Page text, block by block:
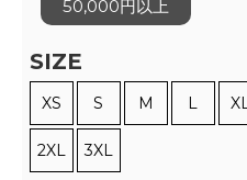
50,000円以上
SIZE
XS S M L XL
2XL 3XL